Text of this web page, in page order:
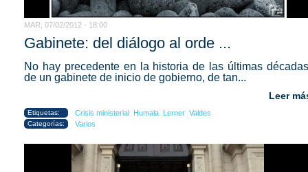
MAR, 07/02/2012 - 18:00
Gabinete: del diálogo al orde ...
No hay precedente en la historia de las últimas
de un gabinete de inicio de gobierno, de tan...
Leer
Etiquetas: Crisis ministerial Humala Lerner Valdes
Categorías: Varios